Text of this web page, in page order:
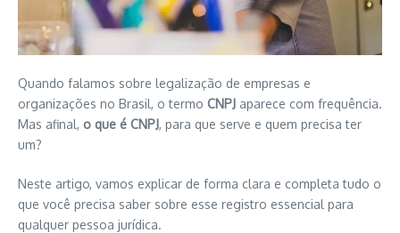
Quando falamos sobre legalização de empresas e
organizações no Brasil, o termo CNPJ aparece com frequência.
Mas afinal, o que é CNPJ, para que serve e quem precisa ter
um?
Neste artigo, vamos explicar de forma clara e completa tudo o
que você precisa saber sobre esse registro essencial para
qualquer pessoa jurídica.